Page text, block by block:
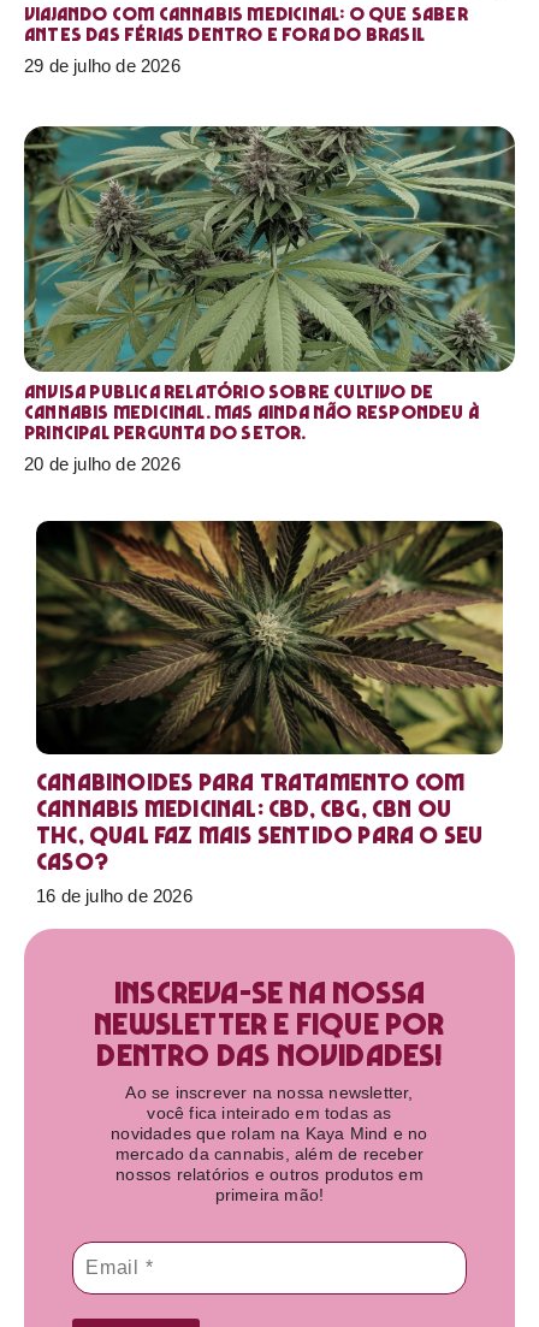
Viajando com cannabis medicinal: o que saber
antes das férias dentro e fora do Brasil
29 de julho de 2026
Anvisa publica relatório sobre cultivo de
Cannabis medicinal. Mas ainda não respondeu à
principal pergunta do setor.
20 de julho de 2026
Canabinoides para tratamento com
cannabis medicinal: CBD, CBG, CBN ou
THC, qual faz mais sentido para o seu
caso?
16 de julho de 2026
Inscreva-se na nossa
newsletter e fique por
dentro das novidades!​
Ao se inscrever na nossa newsletter,
você fica inteirado em todas as
novidades que rolam na Kaya Mind e no
mercado da cannabis, além de receber
nossos relatórios e outros produtos em
primeira mão!